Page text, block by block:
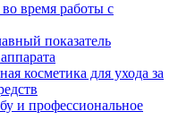
время работы с
показатель
косметика для ухода за
и профессиональное